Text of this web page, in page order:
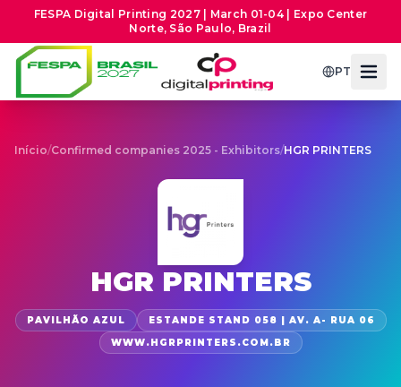
FESPA Digital Printing 2027 | March 01-04 | Expo Center
Norte, São Paulo, Brazil
PT
Início/Confirmed companies 2025 - Exhibitors/HGR PRINTERS
HGR PRINTERS
PAVILHÃO AZUL
ESTANDE STAND 058 | AV. A- RUA 06
WWW.HGRPRINTERS.COM.BR